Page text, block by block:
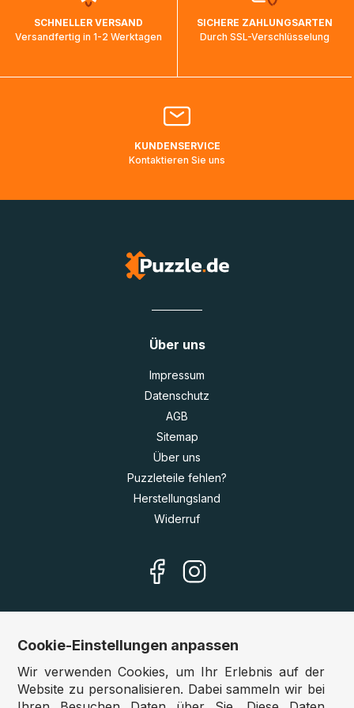
ankommen und von der dortigen Zustellorganisation weiter
bearbeitet werden.
Bitte kontaktieren Sie denKundenservicefalls Ihr Paket
Lieferadressen in Deutschland oder Europa mehrere Tage
SCHNELLER VERSAND
Versandfertig in 1-2 Werktagen
SICHERE ZAHLUNGSARTEN
Durch SSL-Verschlüsselung
KUNDENSERVICE
Kontaktieren Sie uns
Über uns
Impressum
Datenschutz
AGB
Sitemap
Über uns
Puzzleteile fehlen?
Herstellungsland
Widerruf
Unsere Shops
Deutschland:www.puzzle.de
Cookie-Einstellungen anpassen
Wir verwenden Cookies, um Ihr Erlebnis auf der
Website zu personalisieren. Dabei sammeln wir bei